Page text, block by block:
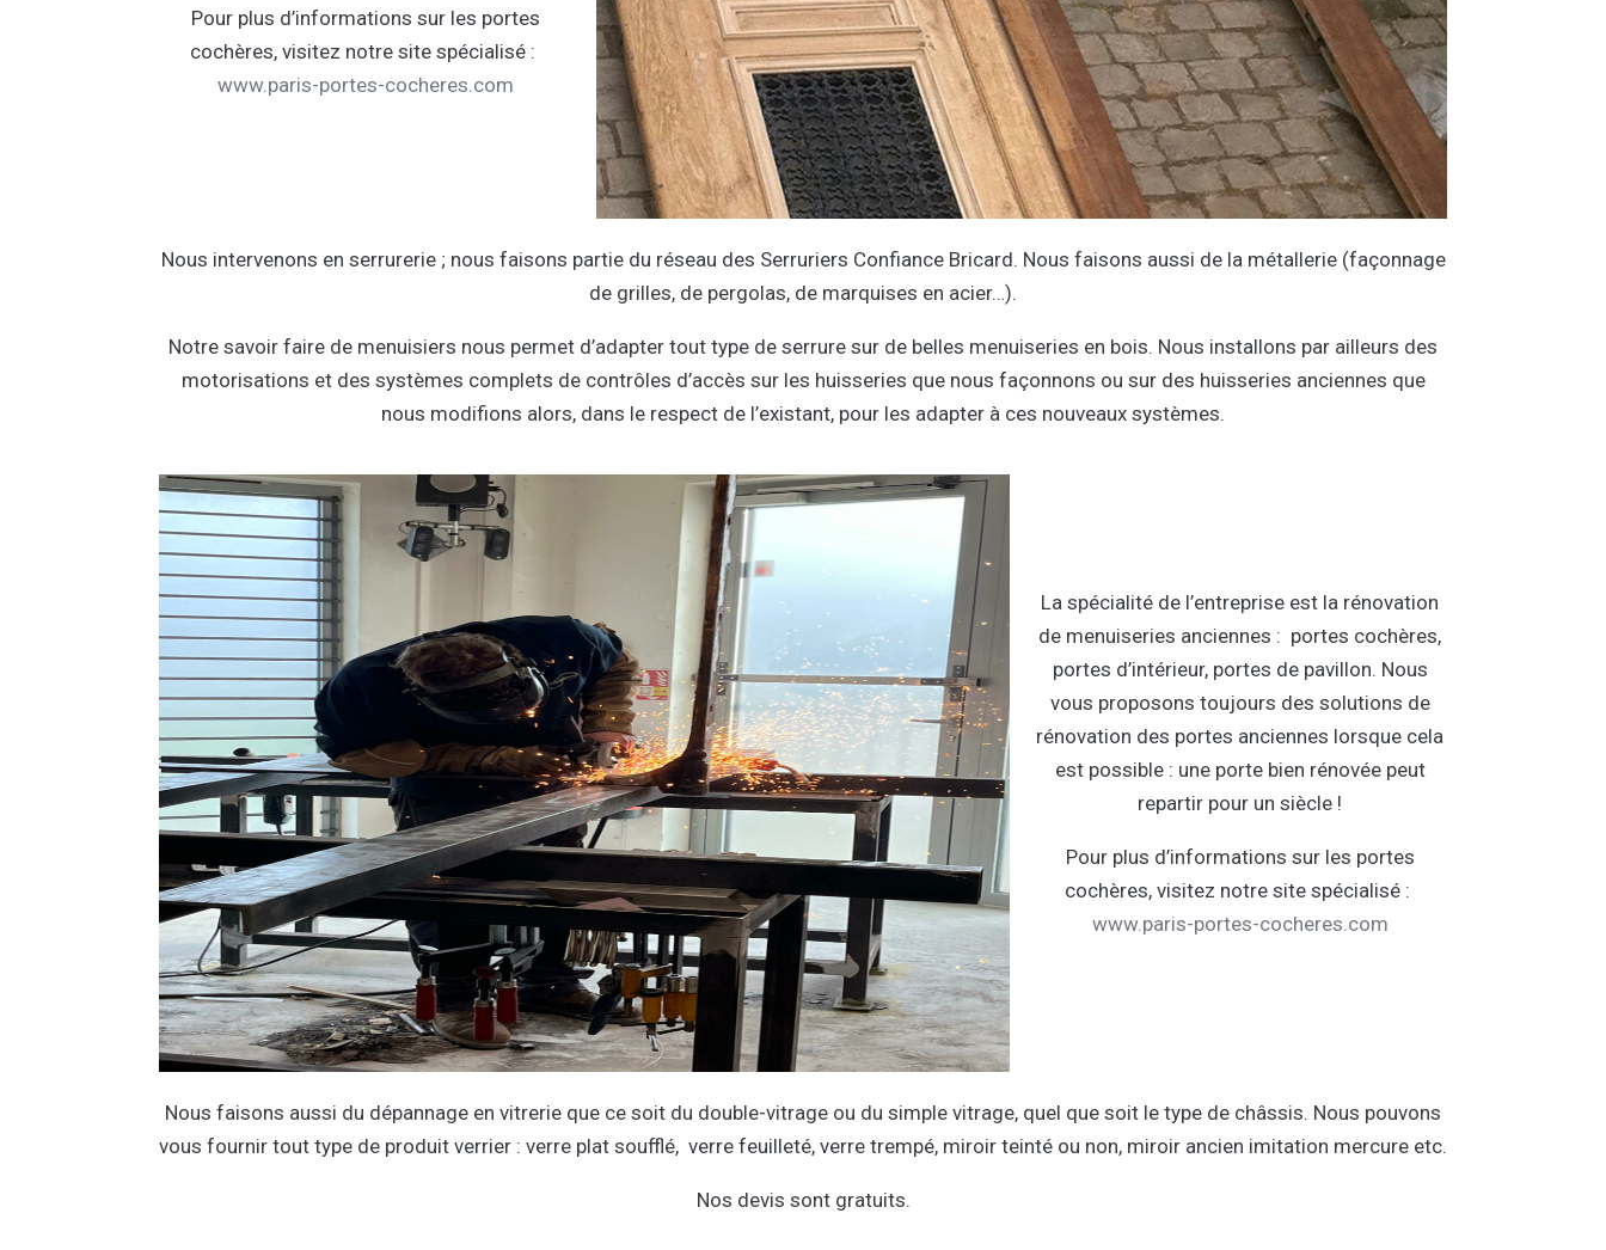
Pour plus d’informations sur les portes
cochères, visitez notre site spécialisé :
www.paris-portes-cocheres.com
Nous intervenons en serrurerie ; nous faisons partie du réseau des Serruriers Confiance Bricard. Nous faisons aussi de la métallerie (façonnage
de grilles, de pergolas, de marquises en acier…).
Notre savoir faire de menuisiers nous permet d’adapter tout type de serrure sur de belles menuiseries en bois. Nous installons par ailleurs des
motorisations et des systèmes complets de contrôles d’accès sur les huisseries que nous façonnons ou sur des huisseries anciennes que
nous modifions alors, dans le respect de l’existant, pour les adapter à ces nouveaux systèmes.
La spécialité de l’entreprise est la rénovation
de menuiseries anciennes : portes cochères,
portes d’intérieur, portes de pavillon. Nous
vous proposons toujours des solutions de
rénovation des portes anciennes lorsque cela
est possible : une porte bien rénovée peut
repartir pour un siècle !
Pour plus d’informations sur les portes
cochères, visitez notre site spécialisé :
www.paris-portes-cocheres.com
Nous faisons aussi du dépannage en vitrerie que ce soit du double-vitrage ou du simple vitrage, quel que soit le type de châssis. Nous pouvons
vous fournir tout type de produit verrier : verre plat soufflé, verre feuilleté, verre trempé, miroir teinté ou non, miroir ancien imitation mercure etc.
Nos devis sont gratuits.